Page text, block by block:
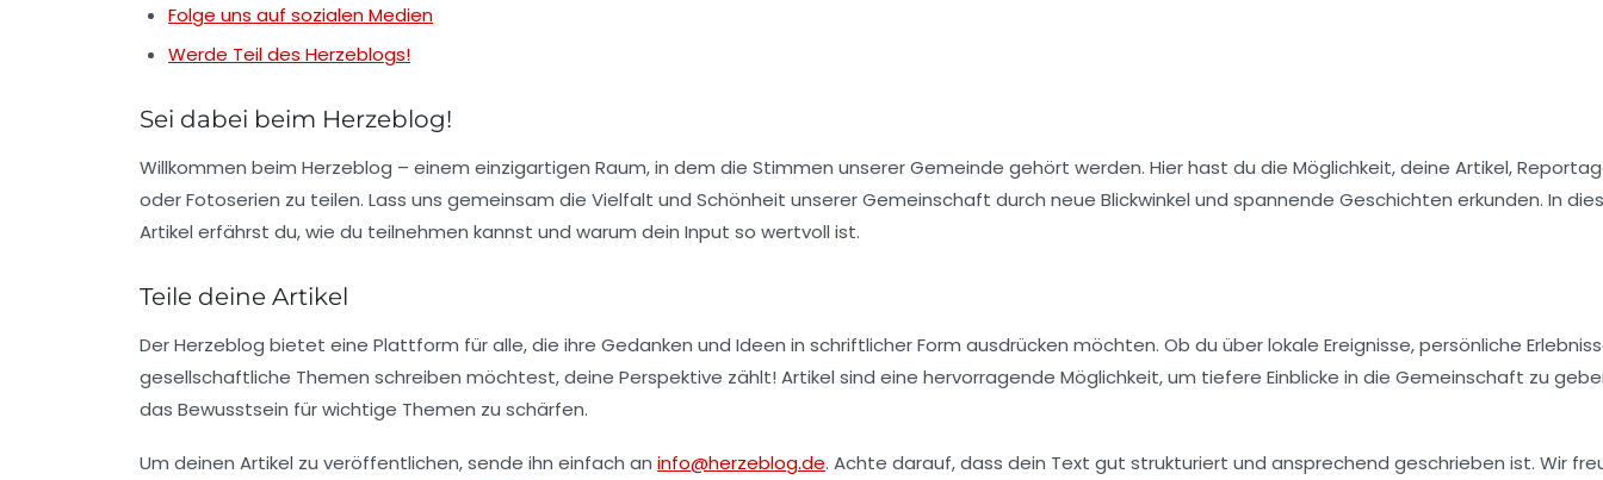
Folge uns auf sozialen Medien
Werde Teil des Herzeblogs!
Sei dabei beim Herzeblog!
Willkommen beim Herzeblog – einem einzigartigen Raum, in dem die Stimmen unserer Gemeinde gehört werden. Hier hast du die Möglichkeit, deine Artikel,
oderFotoserien zu teilen. Lass uns gemeinsam die Vielfalt und Schönheit unserer Gemeinschaft durch neue Blickwinkel und spannende Geschichten erkunden. In
Artikel erfährst du, wie du teilnehmen kannst und warum dein Input so wertvoll ist.
Teile deine Artikel
Der Herzeblog bietet eine Plattform für alle, die ihre Gedanken und Ideen in schriftlicher Form ausdrücken möchten. Ob du über lokale Ereignisse, persönliche
gesellschaftliche Themen schreiben möchtest, deine Perspektive zählt! Artikel sind eine hervorragende Möglichkeit, um tiefere Einblicke in die Gemeinschaft zu
das Bewusstsein für wichtige Themen zu schärfen.
Um deinen Artikel zu veröffentlichen, sende ihn einfach an info@herzeblog.de. Achte darauf, dass dein Text gut strukturiert und ansprechend geschrieben ist. Wir